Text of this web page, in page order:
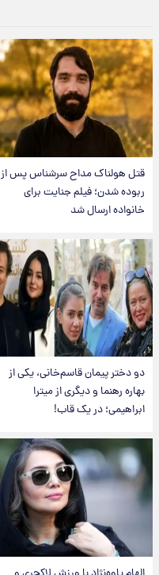
قتل هولناک مداح سرشناس پس از
ربوده شدن؛ فیلم جنایت برای
خانواده ارسال شد
دو دختر پیمان قاسم‌خانی، یکی از
بهاره رهنما و دیگری از میترا
ابراهیمی؛ در یک قاب!